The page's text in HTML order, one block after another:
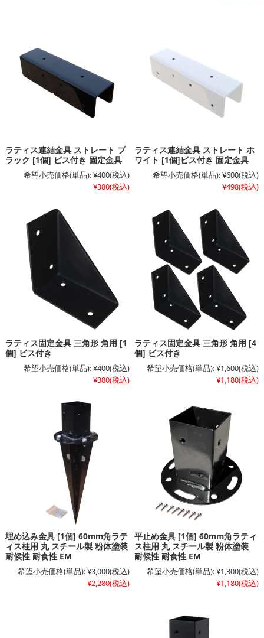
ラティス連結金具 ストレート ブ
ラック [1個] ビス付き 固定金具
希望小売価格(単品):¥400(税込)
¥380(税込)
ラティス連結金具 ストレート ホ
ワイト [1個]ビス付き 固定金具
希望小売価格(単品):¥600(税込)
¥498(税込)
ラティス固定金具 三角形 角用 [1
個] ビス付き
希望小売価格(単品):¥400(税込)
¥380(税込)
ラティス固定金具 三角形 角用 [4
個] ビス付き
希望小売価格(単品):¥1,600(税込)
¥1,180(税込)
埋め込み金具 [1個] 60mm角ラテ
ィス柱用 丸 スチール製 粉体塗装
耐候性 耐食性 EM
希望小売価格(単品):¥3,000(税込)
¥2,280(税込)
平止め金具 [1個] 60mm角ラティ
ス柱用 丸 スチール製 粉体塗装
耐候性 耐食性 EM
希望小売価格(単品):¥1,300(税込)
¥1,180(税込)